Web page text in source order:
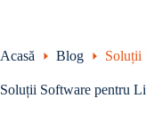
Acasă Blog Soluții
Soluții Software pentru